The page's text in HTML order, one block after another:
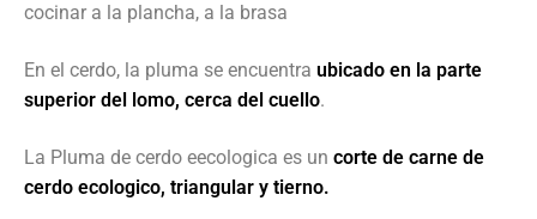
cocinar a la plancha, a la brasa
En el cerdo, la pluma se encuentra ubicado en la parte
superior del lomo, cerca del cuello.
La Pluma de cerdo eecologica es un corte de carne de
cerdo ecologico, triangular y tierno.